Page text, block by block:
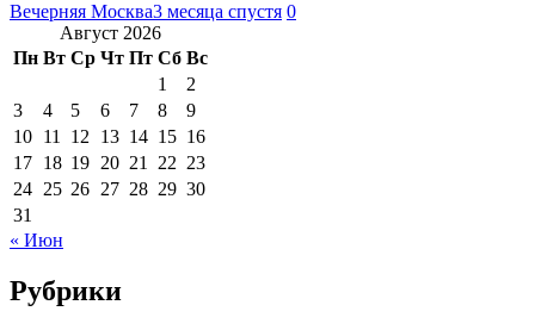
Вечерняя Москва3 месяца спустя 0
Август 2026
Пн Вт Ср Чт Пт Сб Вс
1
2
3
4 5 6 7 8
9
10 11 12 13 14 15 16
17 18 19 20 21 22 23
24 25 26 27 28 29 30
31
« Июн
Рубрики